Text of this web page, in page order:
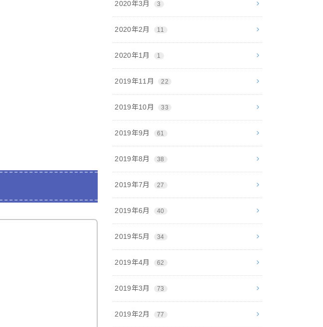
2020年3月 3
2020年2月 11
2020年1月 1
2019年11月 22
2019年10月 33
2019年9月 61
2019年8月 38
2019年7月 27
2019年6月 40
2019年5月 34
2019年4月 62
2019年3月 73
2019年2月 77